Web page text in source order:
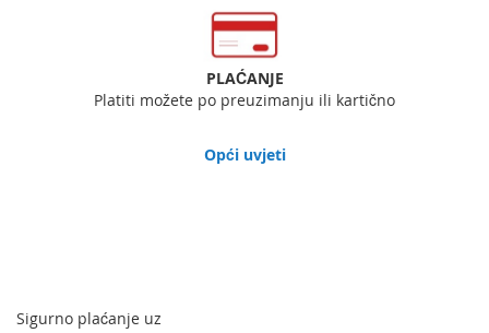
PLAĆANJE
Platiti možete po preuzimanju ili kartično
Opći uvjeti
Sigurno plaćanje uz